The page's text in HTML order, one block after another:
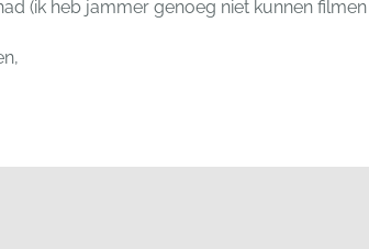
(ik heb jammer genoeg niet kunnen